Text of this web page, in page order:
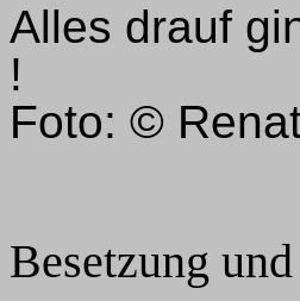
Alles drauf
Foto: ©
Besetzung